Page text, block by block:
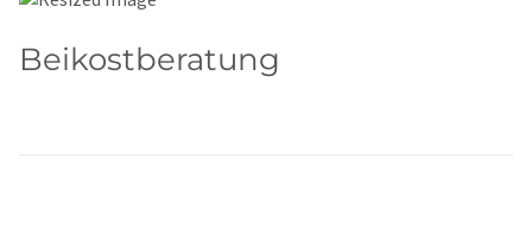
Beikostberatung